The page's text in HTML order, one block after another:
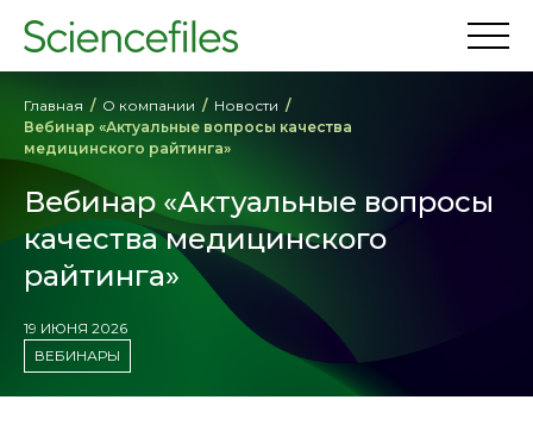
Главная О компании
Новости
Вебинар «Актуальные вопросы качества
медицинского райтинга»
Вебинар «Актуальные вопросы
качества медицинского
райтинга»
19 ИЮНЯ 2026
ВЕБИНАРЫ